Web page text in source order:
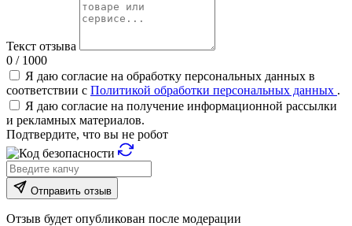
Текст отзыва
0 / 1000
Я даю согласие на обработку персональных данных в
соответствии с Политикой обработки персональных данных .
Я даю согласие на получение информационной рассылки
и рекламных материалов.
Подтвердите, что вы не робот
Отправить отзыв
Отзыв будет опубликован после модерации